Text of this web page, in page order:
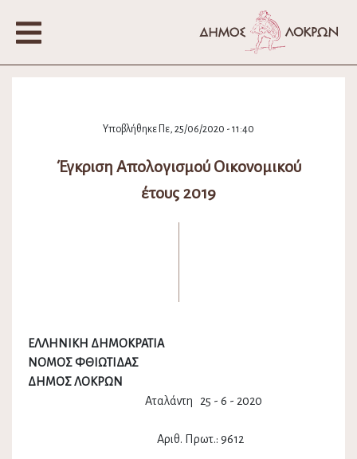
Υποβλήθηκε Πε, 25/06/2020 - 11:40
Έγκριση Απολογισμού Οικονομικού
έτους 2019
ΕΛΛΗΝΙΚΗ ΔΗΜΟΚΡΑΤΙΑ
ΝΟΜΟΣ ΦΘΙΩΤΙΔΑΣ
ΔΗΜΟΣ ΛΟΚΡΩΝ
Αταλάντη 25 - 6 - 2020
Αριθ. Πρωτ.: 9612